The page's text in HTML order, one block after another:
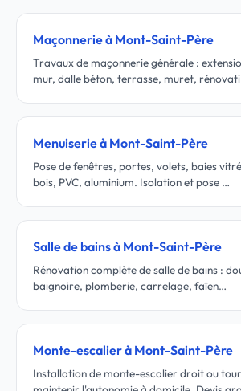
Maçonnerie à Mont-Saint-Père
Travaux de maçonnerie générale :
mur, dalle béton, terrasse, muret,
Menuiserie à Mont-Saint-Père
Pose de fenêtres, portes, volets, baies
bois, PVC, aluminium. Isolation et pose …
Salle de bains à Mont-Saint-Père
Rénovation complète de salle de bains :
baignoire, plomberie, carrelage, faïen…
Monte-escalier à Mont-Saint-Père
Installation de monte-escalier droit ou